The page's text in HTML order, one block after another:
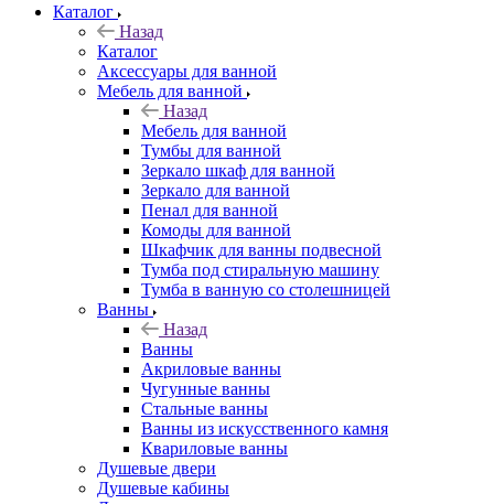
Каталог
Назад
Каталог
Аксессуары для ванной
Мебель для ванной
Назад
Мебель для ванной
Тумбы для ванной
Зеркало шкаф для ванной
Зеркало для ванной
Пенал для ванной
Комоды для ванной
Шкафчик для ванны подвесной
Тумба под стиральную машину
Тумба в ванную со столешницей
Ванны
Назад
Ванны
Акриловые ванны
Чугунные ванны
Стальные ванны
Ванны из искусственного камня
Квариловые ванны
Душевые двери
Душевые кабины